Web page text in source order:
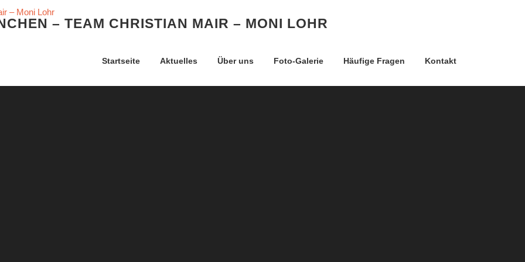
– TEAM CHRISTIAN MAIR – MONI LOHR
Startseite Aktuelles Über uns Foto-Galerie Häufige Fragen Kontakt